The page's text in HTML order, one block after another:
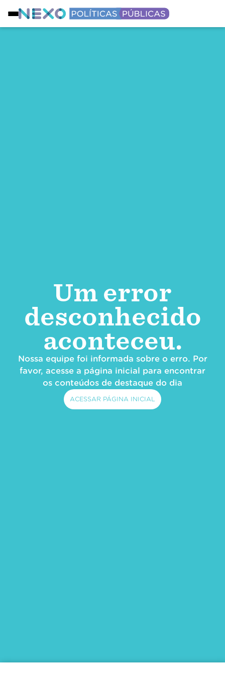
Um error
desconhecido
aconteceu.
Nossa equipe foi informada sobre o erro. Por
favor, acesse a página inicial para encontrar
os conteúdos de destaque do dia
ACESSAR PÁGINA INICIAL